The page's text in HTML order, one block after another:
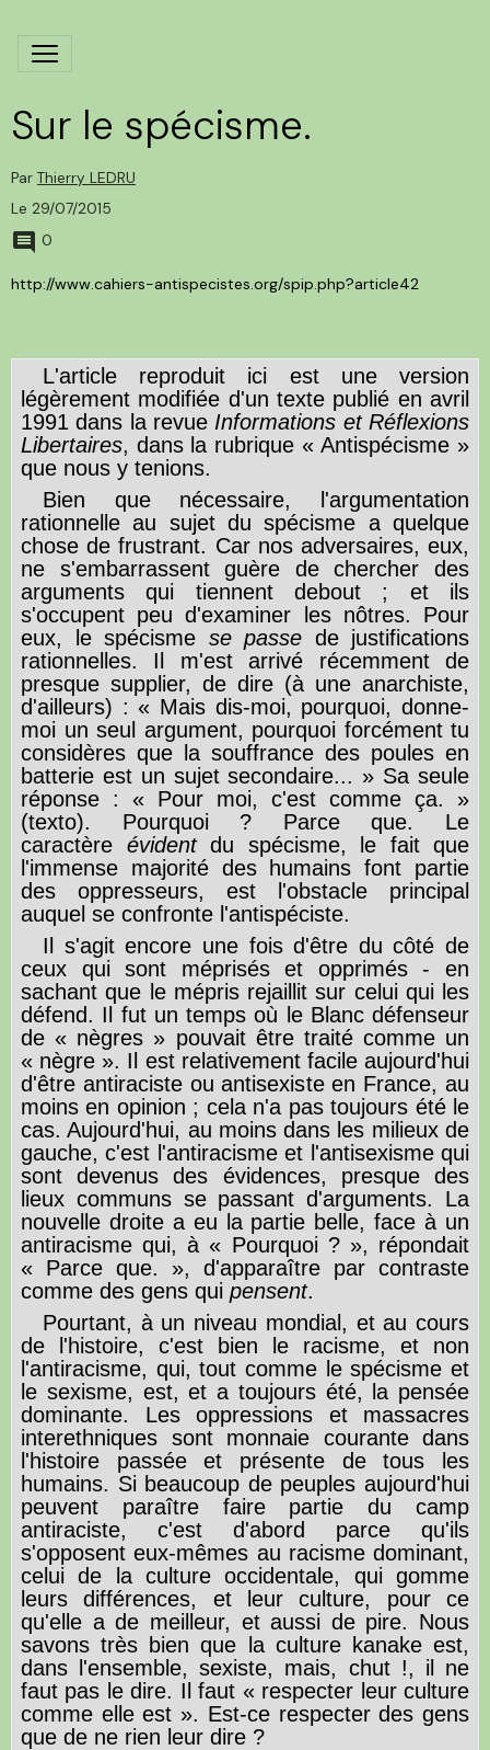
Sur le spécisme.
Par Thierry LEDRU
Le 29/07/2015
0
http://www.cahiers-antispecistes.org/spip.php?article42
L'article reproduit ici est une version
légèrement modifiée d'un texte publié en avril
1991 dans la revue Informations et Réflexions
Libertaires, dans la rubrique « Antispécisme »
que nous y tenions.
Bien que nécessaire, l'argumentation
rationnelle au sujet du spécisme a quelque
chose de frustrant. Car nos adversaires, eux,
ne s'embarrassent guère de chercher des
arguments qui tiennent debout ; et ils
s'occupent peu d'examiner les nôtres. Pour
eux, le spécisme se passe de justifications
rationnelles. Il m'est arrivé récemment de
presque supplier, de dire (à une anarchiste,
d'ailleurs) : « Mais dis-moi, pourquoi, donne-
moi un seul argument, pourquoi forcément tu
considères que la souffrance des poules en
batterie est un sujet secondaire... » Sa seule
réponse : « Pour moi, c'est comme ça. »
(texto). Pourquoi ? Parce que. Le
caractère évidentdu spécisme, le fait que
l'immense majorité des humains font partie
des oppresseurs, est l'obstacle principal
auquel se confronte l'antispéciste.
Il s'agit encore une fois d'être du côté de
ceux qui sont méprisés et opprimés - en
sachant que le mépris rejaillit sur celui qui les
défend. Il fut un temps où le Blanc défenseur
de « nègres » pouvait être traité comme un
« nègre ». Il est relativement facile aujourd'hui
d'être antiraciste ou antisexiste en France, au
moins en opinion ; cela n'a pas toujours été le
cas. Aujourd'hui, au moins dans les milieux de
gauche, c'est l'antiracisme et l'antisexisme qui
sont devenus des évidences, presque des
lieux communs se passant d'arguments. La
nouvelle droite a eu la partie belle, face à un
antiracisme qui, à « Pourquoi ? », répondait
« Parce que. », d'apparaître par contraste
comme des gens qui pensent.
Pourtant, à un niveau mondial, et au cours
de l'histoire, c'est bien le racisme, et non
l'antiracisme, qui, tout comme le spécisme et
le sexisme, est, et a toujours été, la pensée
dominante. Les oppressions et massacres
interethniques sont monnaie courante dans
l'histoire passée et présente de tous les
humains. Si beaucoup de peuples aujourd'hui
peuvent paraître faire partie du camp
antiraciste, c'est d'abord parce qu'ils
s'opposent eux-mêmes au racisme dominant,
celui de la culture occidentale, qui gomme
leurs différences, et leur culture, pour ce
qu'elle a de meilleur, et aussi de pire. Nous
savons très bien que la culture kanake est,
dans l'ensemble, sexiste, mais, chut !, il ne
faut pas le dire. Il faut « respecter leur culture
comme elle est ». Est-ce respecter des gens
que de ne rien leur dire ?